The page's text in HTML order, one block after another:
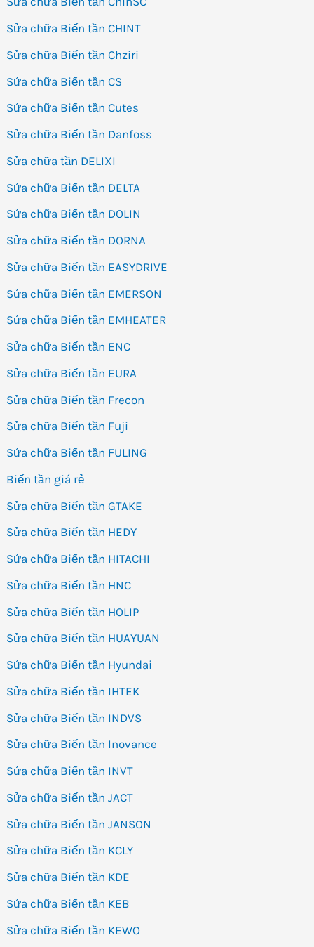
Sửa chữa Biến tần CHINT
Sửa chữa Biến tần Chziri
Sửa chữa Biến tần CS
Sửa chữa Biến tần Cutes
Sửa chữa Biến tần Danfoss
Sửa chữa tần DELIXI
Sửa chữa Biến tần DELTA
Sửa chữa Biến tần DOLIN
Sửa chữa Biến tần DORNA
Sửa chữa Biến tần EASYDRIVE
Sửa chữa Biến tần EMERSON
Sửa chữa Biến tần EMHEATER
Sửa chữa Biến tần ENC
Sửa chữa Biến tần EURA
Sửa chữa Biến tần Frecon
Sửa chữa Biến tần Fuji
Sửa chữa Biến tần FULING
Biến tần giá rẻ
Sửa chữa Biến tần GTAKE
Sửa chữa Biến tần HEDY
Sửa chữa Biến tần HITACHI
Sửa chữa Biến tần HNC
Sửa chữa Biến tần HOLIP
Sửa chữa Biến tần HUAYUAN
Sửa chữa Biến tần Hyundai
Sửa chữa Biến tần IHTEK
Sửa chữa Biến tần INDVS
Sửa chữa Biến tần Inovance
Sửa chữa Biến tần INVT
Sửa chữa Biến tần JACT
Sửa chữa Biến tần JANSON
Sửa chữa Biến tần KCLY
Sửa chữa Biến tần KDE
Sửa chữa Biến tần KEB
Sửa chữa Biến tần KEWO